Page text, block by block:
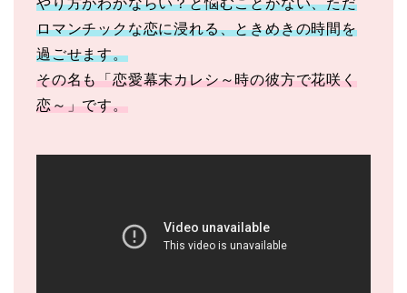
ロマンチックな恋に浸れる、ときめきの時間を
過ごせます。
その名も「恋愛幕末カレシ～時の彼方で花咲く
恋～」です。